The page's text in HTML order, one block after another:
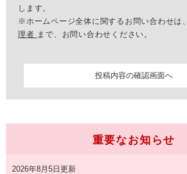
します。
※ホームページ全体に関するお問い合わせは、
理者 まで、お問い合わせください。
重要なお知らせ
2026年8月5日更新